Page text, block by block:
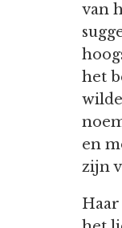
van
het
en
zijn